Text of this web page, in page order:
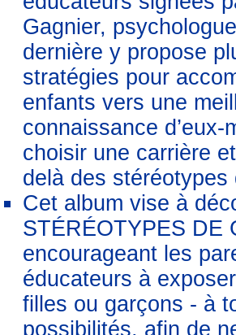
Gagnier,
dernière y propose
stratégies pour
enfants vers une
connaissance d’eux-
choisir une carrière
delà des stéréotypes
Cet album vise à
STÉRÉOTYPES DE
encourageant les
éducateurs à
filles ou garçons - à
possibilités, afin de